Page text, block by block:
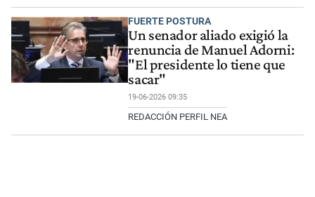
FUERTE POSTURA
Un senador aliado exigió la
renuncia de Manuel Adorni:
"El presidente lo tiene que
sacar"
19-06-2026 09:35
REDACCIÓN PERFIL NEA